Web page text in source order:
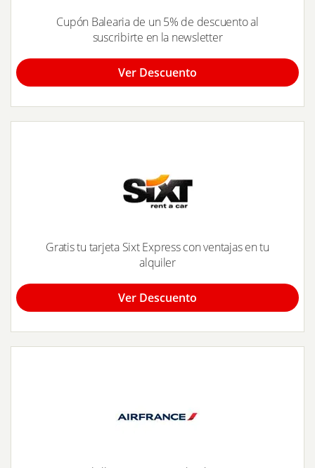
Cupón Balearia de un 5% de descuento al
suscribirte en la newsletter
Ver Descuento
Gratis tu tarjeta Sixt Express con ventajas en tu
alquiler
Ver Descuento